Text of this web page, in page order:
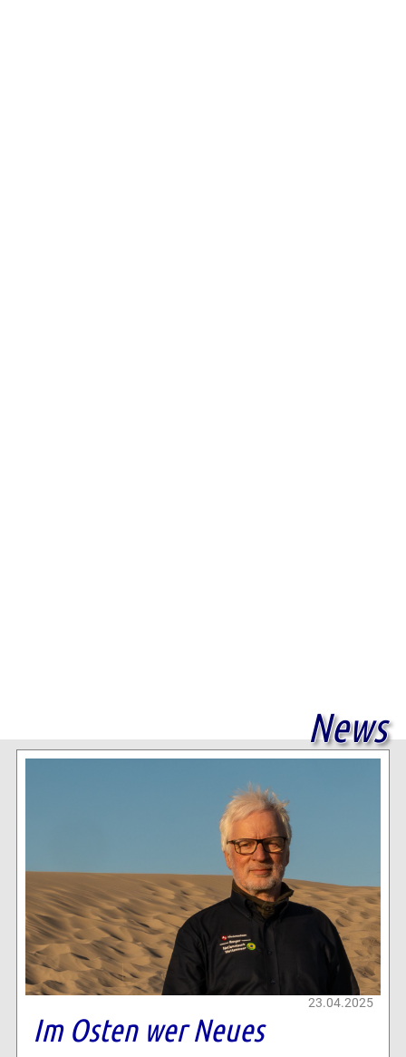
News
23.04.2025
Im Osten wer Neues